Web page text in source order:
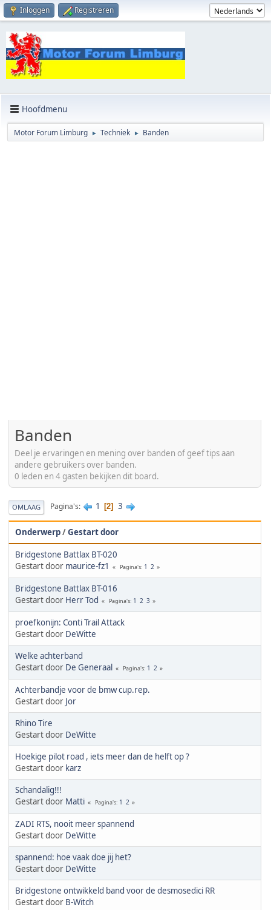
Inloggen Registreren
Hoofdmenu
Motor Forum Limburg ► Techniek ► Banden
Banden
Deel je ervaringen en mening over banden of geef tips aan
andere gebruikers over banden.
0 leden en 4 gasten bekijken dit board.
OMLAAG Pagina's 1 2 3
Onderwerp/Gestart door
Bridgestone Battlax BT-020
Gestart door maurice-fz1 Pagina's 1 2
Bridgestone Battlax BT-016
Gestart door Herr Tod Pagina's 1 2 3
proefkonijn: Conti Trail Attack
Gestart door DeWitte
Welke achterband
Gestart door De Generaal Pagina's 1 2
Achterbandje voor de bmw cup.rep.
Gestart door Jor
Rhino Tire
Gestart door DeWitte
Hoekige pilot road , iets meer dan de helft op ?
Gestart door karz
Schandalig!!!
Gestart door Matti Pagina's 1 2
ZADI RTS, nooit meer spannend
Gestart door DeWitte
spannend: hoe vaak doe jij het?
Gestart door DeWitte
Bridgestone ontwikkeld band voor de desmosedici RR
Gestart door B-Witch